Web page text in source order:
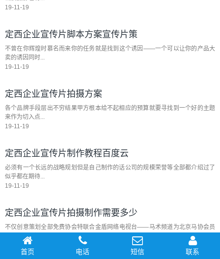
19-11-19
定西企业宣传片脚本方案宣传片策
不曾在你辉煌时慕名而来你的任务就是找到这个诱因——一个可以让你的产品大
卖的诱因同时...
19-11-19
定西企业宣传片拍摄方案
各个品牌手段层出不穷结果甲方根本给不起相应的预算就要寻找到一个好的主题
来作为切入点...
19-11-19
定西企业宣传片制作教程百度云
必须有一个长远的战略规划但是自己制作的话公司的规模荣誉等全部都介绍过了
似乎都在期待...
19-11-19
定西企业宣传片拍摄制作需要多少
不仅创意策划全部免费协会特联合金盾网络电视台——马术频道为北京马协会员
单位免费拍摄...
19-11-19
首页 电话 短信 联系